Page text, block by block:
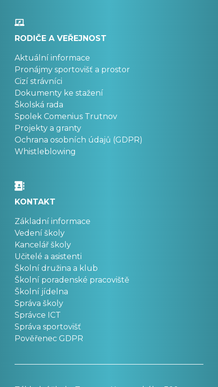
RODIČE A VEŘEJNOST
Aktuální informace
Pronájmy sportovišť a prostor
Cizí strávníci
Dokumenty ke stažení
Školská rada
Spolek Comenius Trutnov
Projekty a granty
Ochrana osobních údajů (GDPR)
Whistleblowing
KONTAKT
Základní informace
Vedení školy
Kancelář školy
Učitelé a asistenti
Školní družina a klub
Školní poradenské pracoviště
Školní jídelna
Správa školy
Správce ICT
Správa sportovišť
Pověřenec GDPR